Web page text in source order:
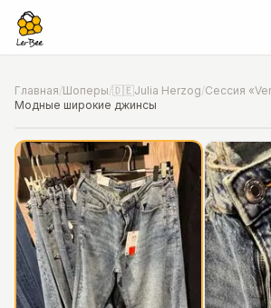
Главная/Шоперы/🇩🇪Julia Herzog/
Модные широкие джинсы
📍Фото от шопера· Hannover